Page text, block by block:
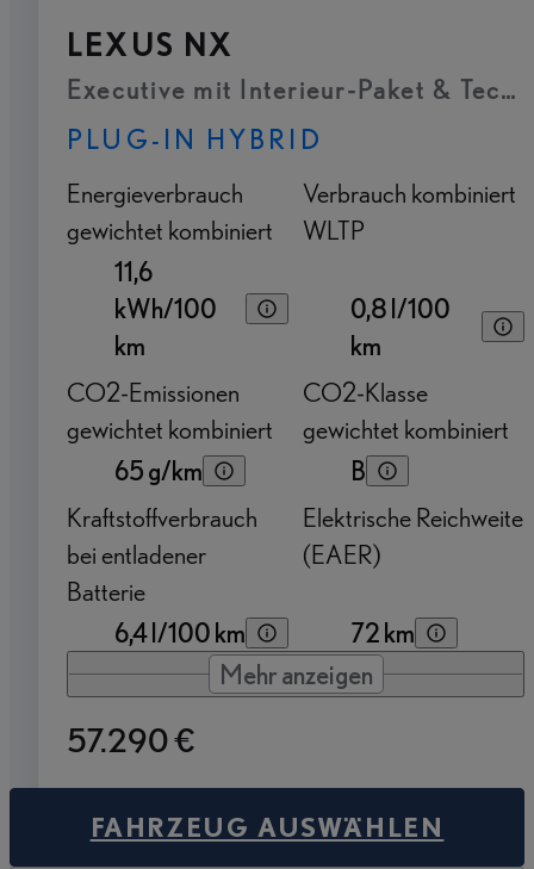
LEXUS NX
Executive mit Interieur-Paket &
PLUG-IN HYBRID
Energieverbrauch
gewichtet kombiniert
11,6
kWh/100
km
Verbrauch kombiniert
WLTP
0,8 l/100
km
CO2-Emissionen
gewichtet kombiniert
65 g/km
CO2-Klasse
gewichtet kombiniert
B
Kraftstoffverbrauch
bei entladener
Batterie
6,4 l/100 km
Elektrische Reichweite
(EAER)
72 km
Mehr anzeigen
57.290 €
FAHRZEUG AUSWÄHLEN